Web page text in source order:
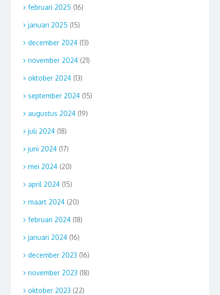
februari 2025 (16)
januari 2025 (15)
december 2024(13)
november 2024(21)
oktober 2024(13)
september 2024(15)
augustus 2024(19)
juli 2024(18)
juni 2024(17)
mei 2024(20)
april 2024(15)
maart 2024(20)
februari 2024(18)
januari 2024(16)
december 2023 (16)
november 2023 (18)
oktober 2023 (22)